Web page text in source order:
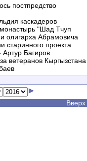
постпредство
каскадеров
"Шад Тчуп
олигарха Абрамовича
старинного проекта
Артур Багиров
ветеранов Кыргызстана
Вверх